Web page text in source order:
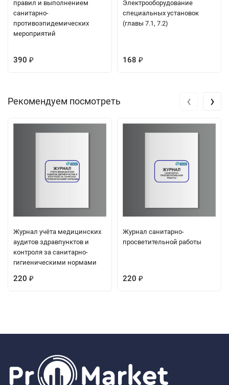
правил и выполнением
санитарно-
противоэпидемических
мероприятий
390 ₽
Электрооборудование
специальных установок
(главы 7.1, 7.2)
168 ₽
Рекомендуем посмотреть
Журнал учёта медицинских
аудитов здравпунктов и
контроля за санитарно-
гигиеническими нормами
220 ₽
Журнал санитарно-
просветительной работы
220 ₽
‹ ›